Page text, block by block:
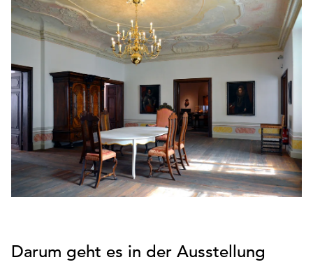
den
Betrieb
Seite
notwendig
sind
(funktionale
Cookies),
sowie
solche,
die
lediglich
genutzt
Darum geht es in der Ausstellung